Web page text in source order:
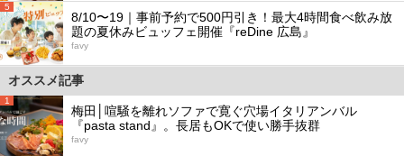
5
8/10〜19｜事前予約で500円引き！最大4時間食べ飲み放
題の夏休みビュッフェ開催『reDine 広島』
favy
オススメ記事
1
梅田│喧騒を離れソファで寛ぐ穴場イタリアンバル
『pasta stand』。長居もOKで使い勝手抜群
favy